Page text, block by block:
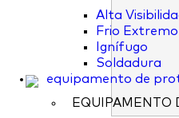
Alta
Frio Extremo
Ignífugo
Soldadura
equipamento de
EQUIPAMENTO